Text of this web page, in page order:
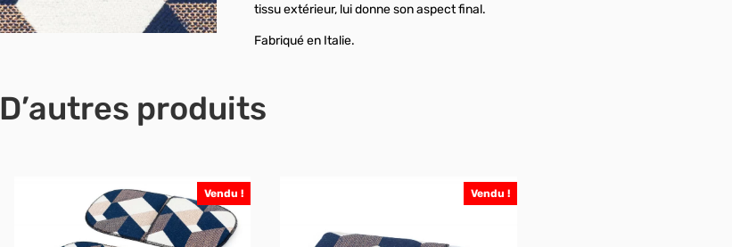
tissu extérieur, lui donne son aspect final.
Fabriqué en Italie.
D’autres produits
Vendu ! Vendu !